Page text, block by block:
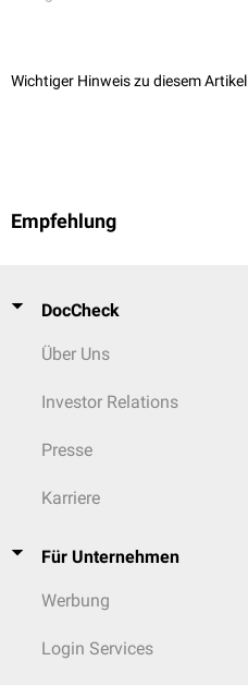
Wichtiger Hinweis zu diesem Artikel
Empfehlung
DocCheck
Über Uns
Investor Relations
Presse
Karriere
Für Unternehmen
Werbung
Login Services